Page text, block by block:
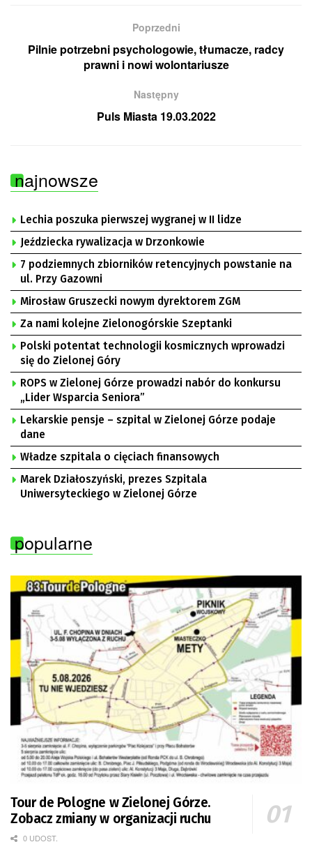
Poprzedni
Pilnie potrzebni psychologowie, tłumacze, radcy
prawni i nowi wolontariusze
Następny
Puls Miasta 19.03.2022
najnowsze
Lechia poszuka pierwszej wygranej w II lidze
Jeździecka rywalizacja w Drzonkowie
7 podziemnych zbiorników retencyjnych powstanie na
ul. Przy Gazowni
Mirosław Gruszecki nowym dyrektorem ZGM
Za nami kolejne Zielonogórskie Szeptanki
Polski potentat technologii kosmicznych wprowadzi
się do Zielonej Góry
ROPS w Zielonej Górze prowadzi nabór do konkursu
„Lider Wsparcia Seniora”
Lekarskie pensje – szpital w Zielonej Górze podaje
dane
Władze szpitala o cięciach finansowych
Marek Działoszyński, prezes Szpitala
Uniwersyteckiego w Zielonej Górze
popularne
Tour de Pologne w Zielonej Górze.
Zobacz zmiany w organizacji ruchu
0 UDOST.